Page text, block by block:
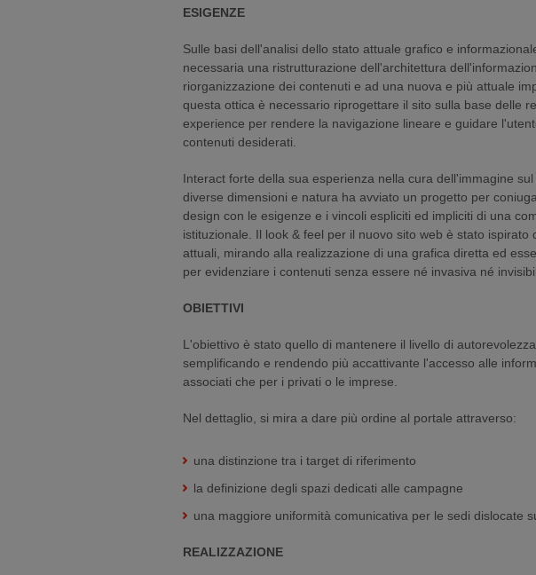
ESIGENZE
Sulle basi dell'analisi dello stato attuale grafico e
necessaria una ristrutturazione dell'architettura
riorganizzazione dei contenuti e ad una nuova e più attuale
questa ottica è necessario riprogettare il sito sulla base delle
experience per rendere la navigazione lineare e guidare
contenuti desiderati.
Interact forte della sua esperienza nella cura dell'immagine
diverse dimensioni e natura ha avviato un progetto per
design con le esigenze e i vincoli espliciti ed impliciti di una
istituzionale. Il look & feel per il nuovo sito web è stato ispirato
attuali, mirando alla realizzazione di una grafica diretta ed
per evidenziare i contenuti senza essere né invasiva né
OBIETTIVI
L'obiettivo è stato quello di mantenere il livello di
semplificando e rendendo più accattivante l'accesso alle
associati che per i privati o le imprese.
Nel dettaglio, si mira a dare più ordine al portale attraverso:
una distinzione tra i target di riferimento
la definizione degli spazi dedicati alle campagne
una maggiore uniformità comunicativa per le sedi dislocate
REALIZZAZIONE